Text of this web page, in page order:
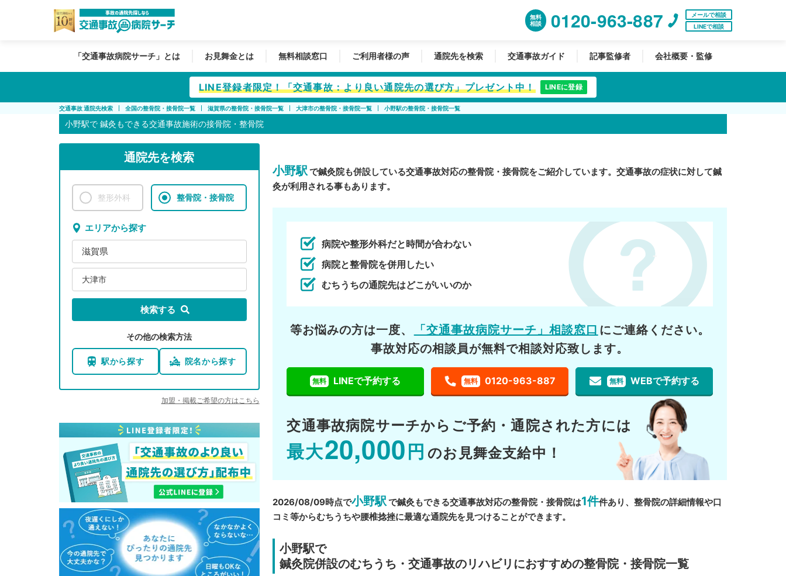
無料
相談
0120-963-887
メールで相談
LINEで相談
「交通事故病院サーチ」とは お見舞金とは 無料相談窓口 ご利用者様の声 通院先を検索 交通事故ガイド 記事監修者 会社概要・監修
LINE登録者限定！「交通事故：より良い通院先の選び方」プレゼント中！ LINEに登録
交通事故 通院先検索 全国の整骨院・接骨院一覧 滋賀県の整骨院・接骨院一覧 大津市の整骨院・接骨院一覧 小野駅の整骨院・接骨院一覧
小野駅で 鍼灸もできる交通事故施術の接骨院・整骨院
通院先を検索
整形外科 整骨院・接骨院
エリアから探す
滋賀県
大津市
検索する
その他の検索方法
駅から探す 院名から探す
加盟・掲載ご希望の方はこちら
小野駅で鍼灸院も併設している交通事故対応の整骨院・接骨院をご紹介しています。交通事故の症状に対して鍼
灸が利用される事もあります。
病院や整形外科だと時間が合わない
病院と整骨院を併用したい
むちうちの通院先はどこがいいのか
等お悩みの方は一度、 「交通事故病院サーチ」相談窓口 にご連絡ください。
事故対応の相談員が無料で相談対応致します。
無料 LINEで予約する 無料 0120-963-887 無料 WEBで予約する
交通事故病院サーチから ご予約・通院された方には
最大20,000 円 のお見舞金支給中！
2026/08/09時点で小野駅で鍼灸もできる交通事故対応の整骨院・接骨院は1件件あり、整骨院の詳細情報や口
コミ等からむちうちや腰椎捻挫に最適な通院先を見つけることができます。
小野駅で
鍼灸院併設のむちうち・交通事故のリハビリにおすすめの整骨院・接骨院一覧